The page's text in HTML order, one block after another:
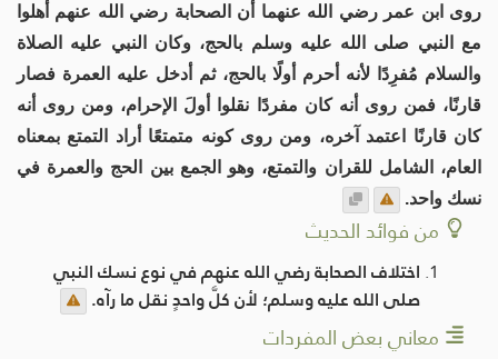
روى ابن عمر رضي الله عنهما أن الصحابة رضي الله عنهم أهلوا
مع النبي صلى الله عليه وسلم بالحج، وكان النبي عليه الصلاة
والسلام مُفرِدًا لأنه أحرم أولًا بالحج، ثم أدخل عليه العمرة فصار
قارنًا، فمن روى أنه كان مفردًا نقلوا أولَ الإحرام، ومن روى أنه
كان قارنًا اعتمد آخره، ومن روى كونه متمتعًا أراد التمتع بمعناه
العام، الشامل للقران والتمتع، وهو الجمع بين الحج والعمرة في
نسك واحد.
من فوائد الحديث
اختلاف الصحابة رضي الله عنهم في نوع نسك النبي
صلى الله عليه وسلم؛ لأن كلَّ واحدٍ نقل ما رآه.
معاني بعض المفردات